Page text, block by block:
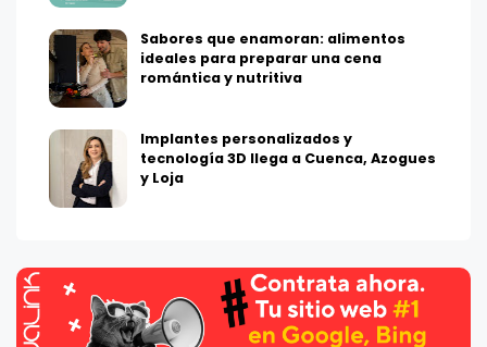
Sabores que enamoran: alimentos
ideales para preparar una cena
romántica y nutritiva
Implantes personalizados y
tecnología 3D llega a Cuenca, Azogues
y Loja